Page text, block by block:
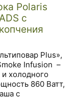
Polaris
с
Plus»,
Infusion –
и холодного
860 Ватт,
с